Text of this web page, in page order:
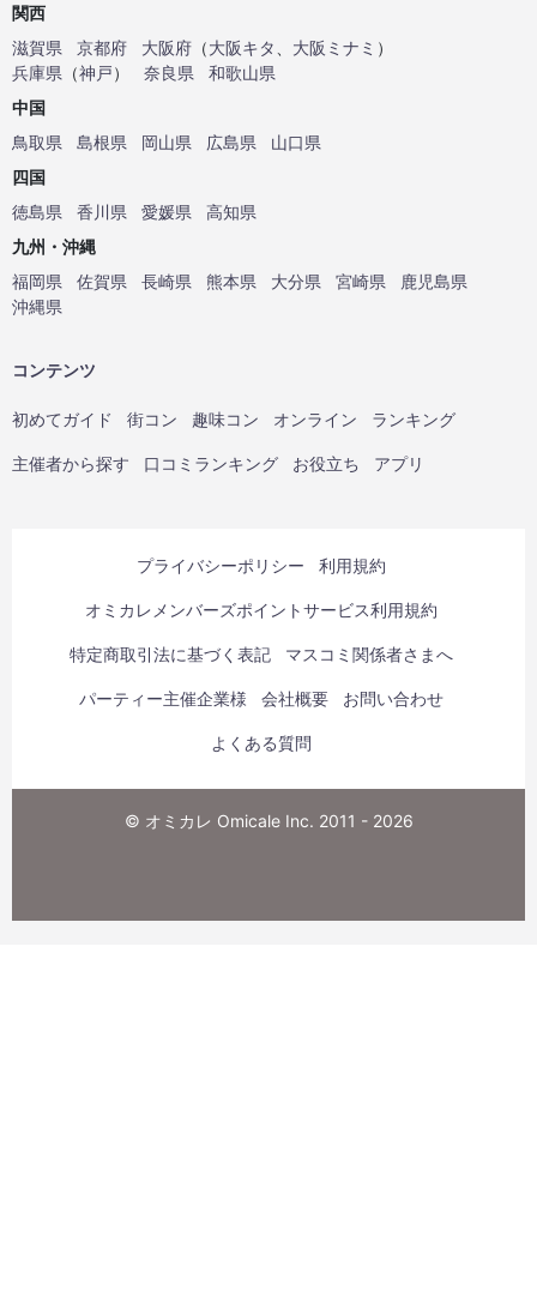
関西
滋賀県
京都府 大阪府 （大阪キタ 大阪ミナミ ）
兵庫県 （神戸） 奈良県
和歌山県
中国
鳥取県
島根県 岡山県 広島県
山口県
四国
徳島県
香川県 愛媛県
高知県
九州・沖縄
福岡県
佐賀県 長崎県 熊本県 大分県 宮崎県
鹿児島県
沖縄県
コンテンツ
初めてガイド 街コン 趣味コン オンライン ランキング
主催者から探す 口コミランキング お役立ち アプリ
プライバシーポリシー 利用規約
オミカレメンバーズポイントサービス利用規約
特定商取引法に基づく表記 マスコミ関係者さまへ
パーティー主催企業様 会社概要 お問い合わせ
よくある質問
© オミカレ Omicale Inc. 2011 - 2026